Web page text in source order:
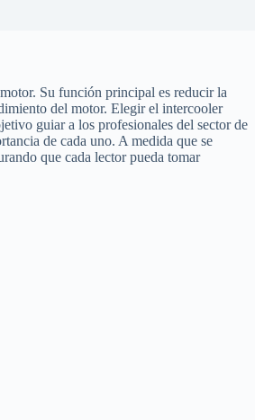
Su función principal es reducir la
del motor. Elegir el intercooler
guiar a los profesionales del sector de
de cada uno. A medida que se
que cada lector pueda tomar